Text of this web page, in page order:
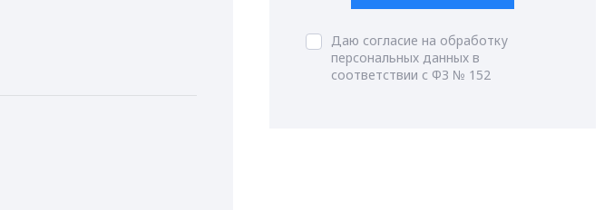
Даю согласие на обработку
персональных данных в
соответствии с ФЗ № 152